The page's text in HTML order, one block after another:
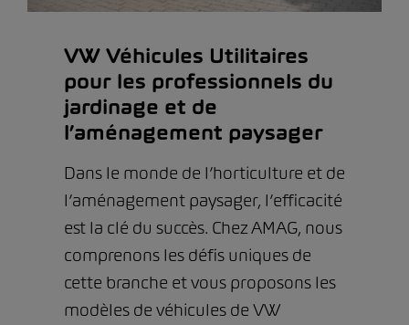
VW Véhicules Utilitaires
pour les professionnels du
jardinage et de
l’aménagement paysager
Dans le monde de l’horticulture et de
l’aménagement paysager, l’efficacité
est la clé du succès. Chez AMAG, nous
comprenons les défis uniques de
cette branche et vous proposons les
modèles de véhicules de VW